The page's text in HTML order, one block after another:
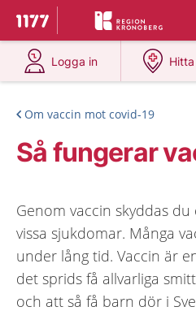
Till startsidan för 1177
Du har valt region
Logga in
på 1177.se
på
Om vaccin mot covid-19
Så fungerar
Genom vaccin skyddas
vissa sjukdomar. Många
under lång tid. Vaccin är
det sprids få allvarliga
och att så få barn dör i